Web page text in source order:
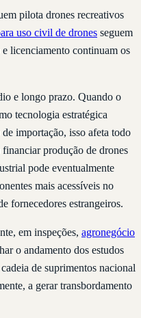
pilota drones recreativos
uso civil de drones seguem
licenciamento continuam os
e longo prazo. Quando o
tecnologia estratégica
importação, isso afeta todo
produção de drones
pode eventualmente
mais acessíveis no
fornecedores estrangeiros.
em inspeções, agronegócio
o andamento dos estudos
de suprimentos nacional
a gerar transbordamento